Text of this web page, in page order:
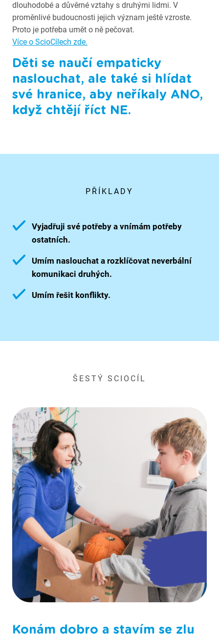
dlouhodobé a důvěrné vztahy s druhými lidmi. V
proměnlivé budoucnosti jejich význam ještě vzroste.
Proto je potřeba umět o ně pečovat.
Více o ScioCílech zde.
Děti se naučí empaticky
naslouchat, ale také si hlídat
své hranice, aby neříkaly ANO,
když chtějí říct NE.
PŘÍKLADY
Vyjadřuji své potřeby a vnímám potřeby
ostatních.
Umím naslouchat a rozklíčovat neverbální
komunikaci druhých.
Umím řešit konflikty.
ŠESTÝ SCIOCÍL
Konám dobro a stavím se zlu